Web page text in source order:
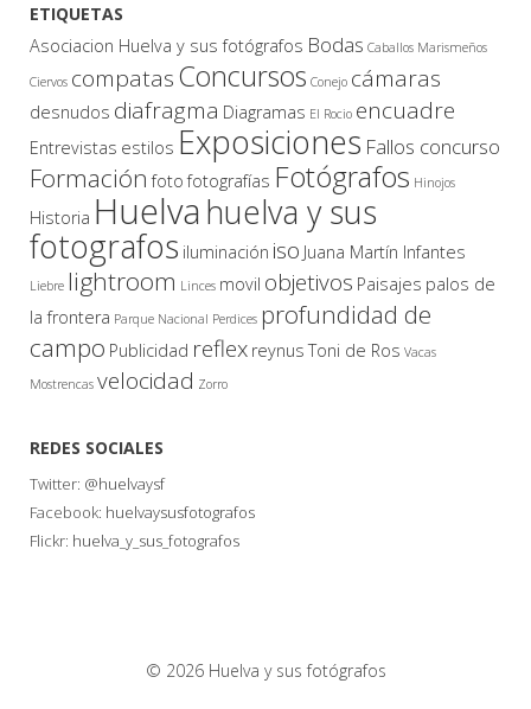
ETIQUETAS
Asociacion Huelva y sus fotógrafos Bodas Caballos Marismeños
Ciervos compatasConcursos Conejo cámaras
desnudos diafragma Diagramas El Rocio encuadre
Entrevistas estilos Exposiciones Fallos concurso
Formación foto fotografías Fotógrafos Hinojos
Historia Huelvahuelva y sus
fotografos iluminación iso Juana Martín Infantes
Liebre lightroom Linces movil objetivos Paisajes palos de
la frontera Parque Nacional Perdices profundidad de
campo Publicidad reflex reynus Toni de Ros Vacas
Mostrencas velocidad Zorro
REDES SOCIALES
Twitter: @huelvaysf
Facebook: huelvaysusfotografos
Flickr: huelva_y_sus_fotografos
© 2026 Huelva y sus fotógrafos